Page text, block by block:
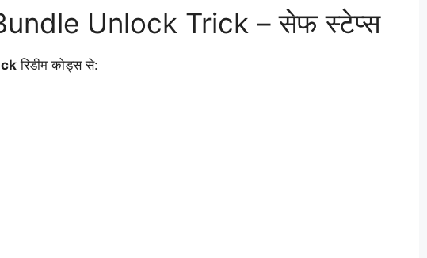
Unlock Trick – सेफ स्टेप्स
रिडीम कोड्स से: